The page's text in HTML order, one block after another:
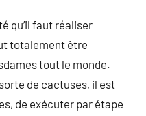
qu’il faut réaliser
totalement être
tout le monde.
de cactuses, il est
de exécuter par étape